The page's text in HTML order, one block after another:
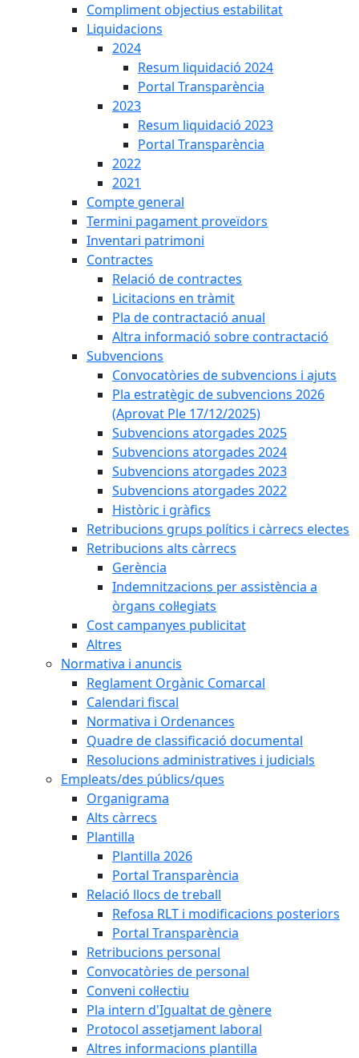
Compliment objectius estabilitat
Liquidacions
2024
Resum liquidació 2024
Portal Transparència
2023
Resum liquidació 2023
Portal Transparència
2022
2021
Compte general
Termini pagament proveïdors
Inventari patrimoni
Contractes
Relació de contractes
Licitacions en tràmit
Pla de contractació anual
Altra informació sobre contractació
Subvencions
Convocatòries de subvencions i ajuts
Pla estratègic de subvencions 2026
(Aprovat Ple 17/12/2025)
Subvencions atorgades 2025
Subvencions atorgades 2024
Subvencions atorgades 2023
Subvencions atorgades 2022
Històric i gràfics
Retribucions grups polítics i càrrecs electes
Retribucions alts càrrecs
Gerència
Indemnitzacions per assistència a
òrgans col·legiats
Cost campanyes publicitat
Altres
Normativa i anuncis
Reglament Orgànic Comarcal
Calendari fiscal
Normativa i Ordenances
Quadre de classificació documental
Resolucions administratives i judicials
Empleats/des públics/ques
Organigrama
Alts càrrecs
Plantilla
Plantilla 2026
Portal Transparència
Relació llocs de treball
Refosa RLT i modificacions posteriors
Portal Transparència
Retribucions personal
Convocatòries de personal
Conveni col·lectiu
Pla intern d'Igualtat de gènere
Protocol assetjament laboral
Altres informacions plantilla